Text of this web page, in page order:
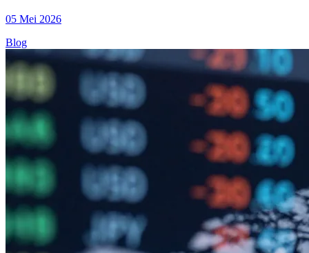
05 Mei 2026
Blog